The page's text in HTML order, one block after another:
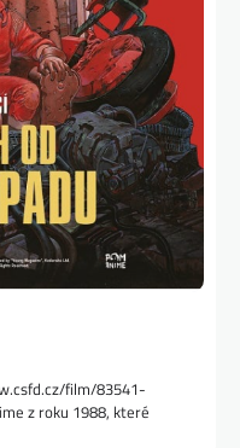
film/83541-
z roku 1988, které